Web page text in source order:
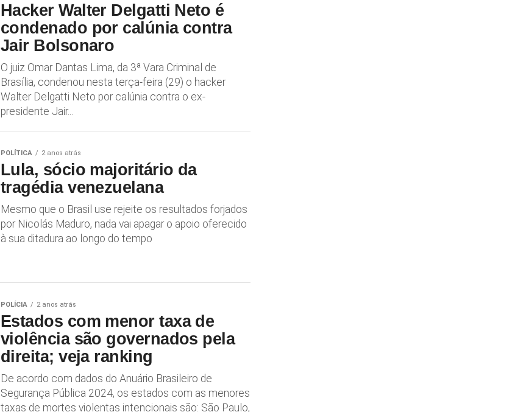
Hacker Walter Delgatti Neto é
condenado por calúnia contra
Jair Bolsonaro
O juiz Omar Dantas Lima, da 3ª Vara Criminal de
Brasília, condenou nesta terça-feira (29) o hacker
Walter Delgatti Neto por calúnia contra o ex-
presidente Jair...
POLÍTICA 2 anos atrás
Lula, sócio majoritário da
tragédia venezuelana
Mesmo que o Brasil use rejeite os resultados forjados
por Nicolás Maduro, nada vai apagar o apoio oferecido
à sua ditadura ao longo do tempo
POLÍCIA 2 anos atrás
Estados com menor taxa de
violência são governados pela
direita; veja ranking
De acordo com dados do Anuário Brasileiro de
Segurança Pública 2024, os estados com as menores
taxas de mortes violentas intencionais são: São Paulo,